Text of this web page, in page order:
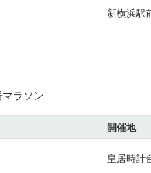
新横浜駅
ラソン
開催地
皇居時計